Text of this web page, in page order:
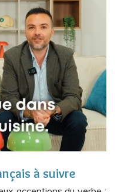
à suivre